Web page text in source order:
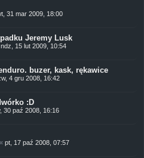
31 mar 2009, 18:00
Jeremy Lusk
ndz, 15 lut 2009, 10:54
buzer, kask, rękawice
4 gru 2008, 16:42
:D
30 paź 2008, 16:16
« pt, 17 paź 2008, 07:57